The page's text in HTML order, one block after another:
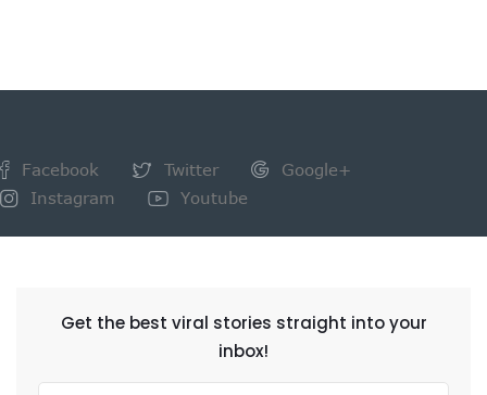
Facebook Twitter
Google+
Instagram
Youtube
Get the best viral stories straight into your
inbox!